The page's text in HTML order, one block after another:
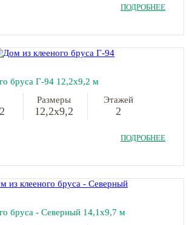
ПОДРОБНЕЕ
бруса Г-94 12,2х9,2 м
Размеры
12,2х9,2
Этажей
2
ПОДРОБНЕЕ
бруса - Северный 14,1х9,7 м